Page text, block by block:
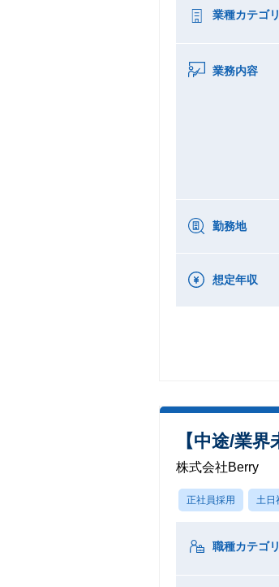
業種カテゴリ
業務内容
勤務地
想定年収
【中途/業
株式会社Berry
正社員採用 土日
職種カテゴリ